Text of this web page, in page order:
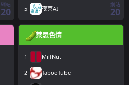
網站
20 5 夜雨AI
網站
20
禁忌色情
1 MilfNut
2 TabooTube